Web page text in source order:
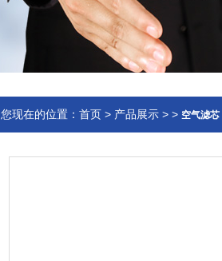
您现在的位置： 首页 > 产品展示 > > 空气滤芯